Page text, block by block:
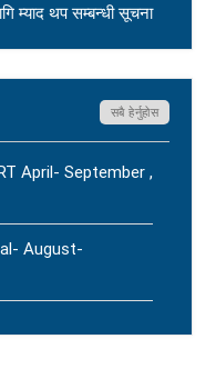
म्याद थप सम्बन्धी सूचना
सबै हेर्नुहोस
April- September ,
August-